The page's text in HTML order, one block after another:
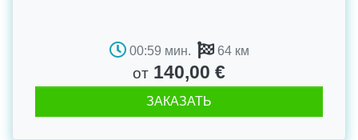
00:59 мин. 64 км
от 140,00 €
ЗАКАЗАТЬ